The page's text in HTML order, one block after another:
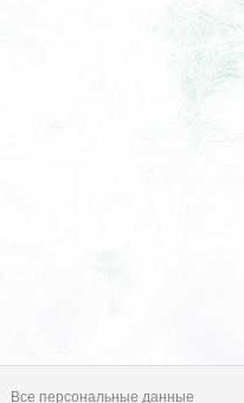
Все персональные данные